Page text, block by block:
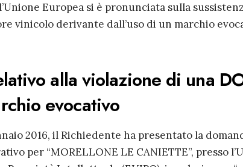
Europea si è pronunciata sulla
vinicolo derivante dall’uso di un marchio
alla violazione di una
evocativo
2016, il Richiedente ha presentato la
per “MORELLONE LE CANIETTE”, presso